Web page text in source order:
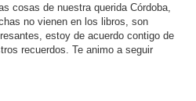
cosas de nuestra querida Córdoba,
no vienen en los libros, son
estoy de acuerdo contigo de
recuerdos. Te animo a seguir